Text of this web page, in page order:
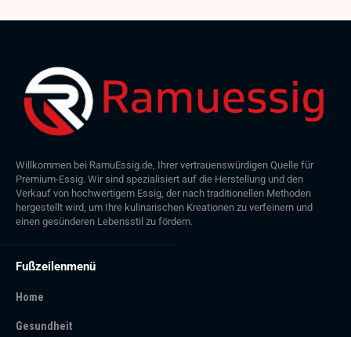
Willkommen bei RamuEssig.de, Ihrer vertrauenswürdigen Quelle für
Premium-Essig. Wir sind spezialisiert auf die Herstellung und den
Verkauf von hochwertigem Essig, der nach traditionellen Methoden
hergestellt wird, um Ihre kulinarischen Kreationen zu verfeinern und
einen gesünderen Lebensstil zu fördern.
Fußzeilenmenü
Home
Gesundheit